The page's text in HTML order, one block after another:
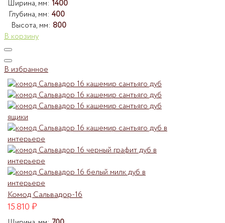
Ширина, мм: 1400
Глубина, мм: 400
Высота, мм: 800
В корзину
В избранное
Комод Сальвадор-16
15.810₽